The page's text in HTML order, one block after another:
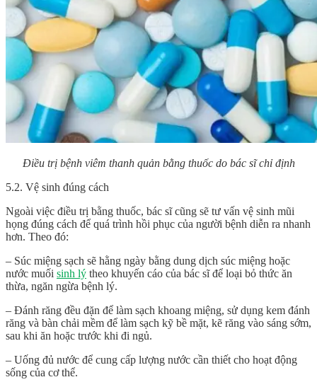
Điều trị bệnh viêm thanh quản bằng thuốc do bác sĩ chỉ định
5.2. Vệ sinh đúng cách
Ngoài việc điều trị bằng thuốc, bác sĩ cũng sẽ tư vấn vệ sinh mũi
họng đúng cách để quá trình hồi phục của người bệnh diễn ra nhanh
hơn. Theo đó:
– Súc miệng sạch sẽ hằng ngày bằng dung dịch súc miệng hoặc
nước muối sinh lý theo khuyến cáo của bác sĩ để loại bỏ thức ăn
thừa, ngăn ngừa bệnh lý.
– Đánh răng đều đặn để làm sạch khoang miệng, sử dụng kem đánh
răng và bàn chải mềm để làm sạch kỹ bề mặt, kẽ răng vào sáng sớm,
sau khi ăn hoặc trước khi đi ngủ.
– Uống đủ nước để cung cấp lượng nước cần thiết cho hoạt động
sống của cơ thể.